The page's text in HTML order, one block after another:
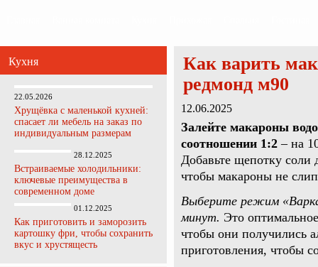
Кухня
22.05.2026
Хрущёвка с маленькой кухней:
спасает ли мебель на заказ по
индивидуальным размерам
28.12.2025
Встраиваемые холодильники:
ключевые преимущества в
современном доме
01.12.2025
Как приготовить и заморозить
картошку фри, чтобы сохранить
вкус и хрустящесть
Как варить
редмонд м90
12.06.2025
Залейте макароны
соотношении 1:2 – на
Добавьте щепотку соли
чтобы макароны не
Выберите режим
минут. Это
чтобы они получились
приготовления, чтобы